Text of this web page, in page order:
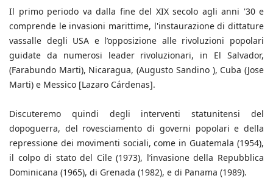
Il primo periodo va dalla fine del XIX secolo agli anni '30 e
comprende le invasioni marittime, l'instaurazione di dittature
vassalle degli USA e l’opposizione alle rivoluzioni popolari
guidate da numerosi leader rivoluzionari, in El Salvador,
(Farabundo Marti), Nicaragua, (Augusto Sandino ), Cuba (Jose
Marti) e Messico [Lazaro Cárdenas].
Discuteremo quindi degli interventi statunitensi del
dopoguerra, del rovesciamento di governi popolari e della
repressione dei movimenti sociali, come in Guatemala (1954),
il colpo di stato del Cile (1973), l’invasione della Repubblica
Dominicana (1965), di Grenada (1982), e di Panama (1989).